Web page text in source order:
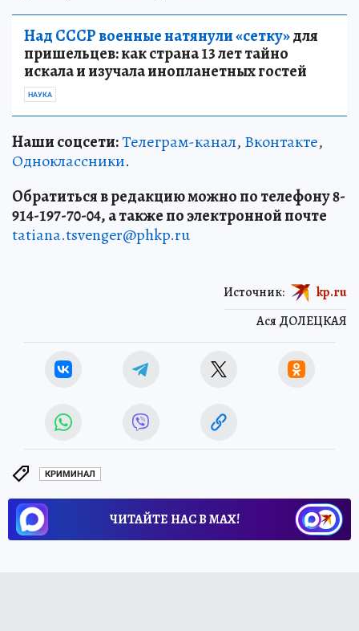
Над СССР военные натянули «сетку»для
пришельцев: как страна 13 лет тайно
искала и изучала инопланетных гостей
НАУКА
Наши соцсети:Телеграм-канал, Вконтакте,
Одноклассники.
Обратиться в редакцию можно по телефону 8-
914-197-70-04, а также по электронной почте
tatiana.tsvenger@phkp.ru
Ася ДОЛЕЦКАЯ
Источник: kp.ru
КРИМИНАЛ
ЧИТАЙТЕ НАС В МАХ!